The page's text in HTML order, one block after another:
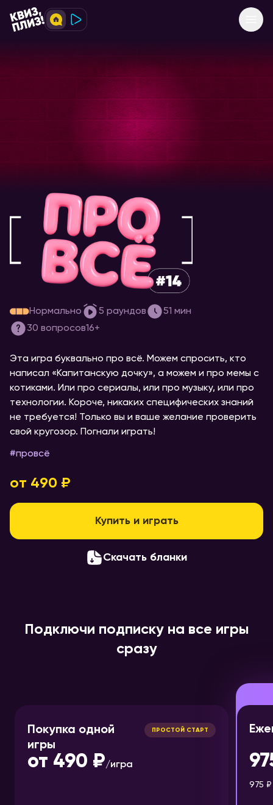
[про всё] #14
Нормально 5 раундов 51 мин
30 вопросов16+
Эта игра буквально про всё. Можем спросить, кто
написал «Капитанскую дочку», а можем и про мемы с
котиками. Или про сериалы, или про музыку, или про
технологии. Короче, никаких специфических знаний
не требуется! Только вы и ваше желание проверить
свой кругозор. Погнали играть!
#провсё
от 490 ₽
Купить и играть
Скачать бланки
Подключи подписку на все игры
сразу
Покупка одной
игры
ПРОСТОЙ СТАРТ
от 490 ₽/игра
975 ₽